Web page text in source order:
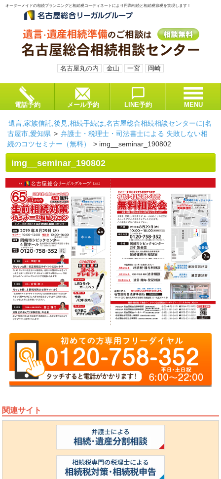
オーダーメイドの相続プランニングと相続税コーディネートにより円満相続と相続税節税を実現します！
名古屋丸の内 金山 一宮 岡崎
電話予約 メール予約 LINE予約 MENU
遺言,家族信託,後見,相続手続は,名古屋総合相続相談センターに|名
古屋市,愛知県 > 弁護士・税理士・司法書士による 失敗しない相
続のコツセミナー（無料）
> img__seminar_190802
img__seminar_190802
関連サイト